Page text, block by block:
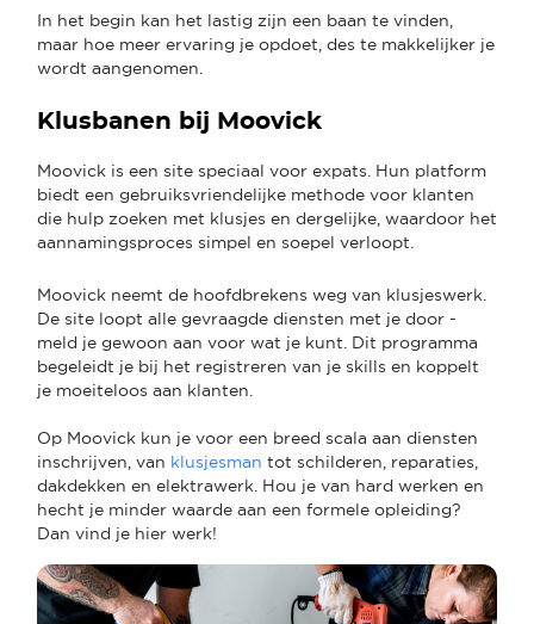
In het begin kan het lastig zijn een baan te vinden,
maar hoe meer ervaring je opdoet, des te makkelijker je
wordt aangenomen.
Klusbanen bij Moovick
Moovick is een site speciaal voor expats. Hun platform
biedt een gebruiksvriendelijke methode voor klanten
die hulp zoeken met klusjes en dergelijke, waardoor het
aannamingsproces simpel en soepel verloopt.
Moovick neemt de hoofdbrekens weg van klusjeswerk.
De site loopt alle gevraagde diensten met je door -
meld je gewoon aan voor wat je kunt. Dit programma
begeleidt je bij het registreren van je skills en koppelt
je moeiteloos aan klanten.
Op Moovick kun je voor een breed scala aan diensten
inschrijven, van klusjesman tot schilderen, reparaties,
dakdekken en elektrawerk. Hou je van hard werken en
hecht je minder waarde aan een formele opleiding?
Dan vind je hier werk!